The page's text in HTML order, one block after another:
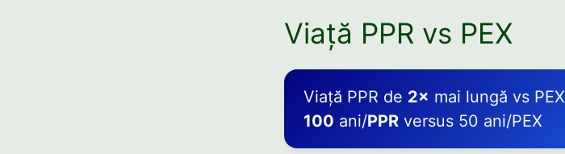
Viață PPR vs PEX
Viață PPR de 2× mai lungă vs PEX
100 ani/PPR versus 50 ani/PEX